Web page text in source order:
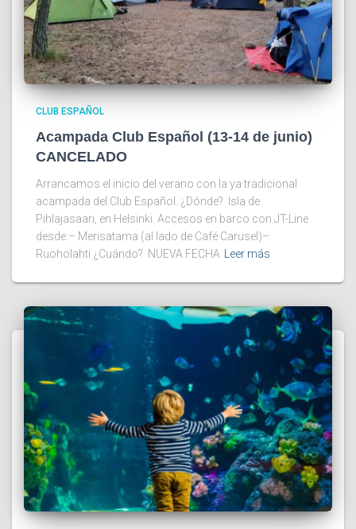
CLUB ESPAÑOL
Acampada Club Español (13-14 de junio)
CANCELADO
Arrancamos el inicio del verano con la ya tradicional
acampada del Club Español. ¿Dónde? Isla de
Pihlajasaari, en Helsinki. Accesos en barco con JT-Line
desde:– Merisatama (al lado de Café Carusel)–
Ruoholahti ¿Cuándo? NUEVA FECHA
Leer más